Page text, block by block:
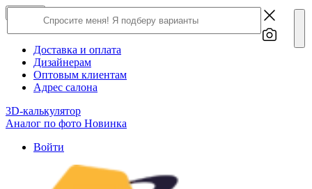
О компании
Доставка и оплата
Дизайнерам
Оптовым клиентам
Адрес салона
3D-калькулятор
Аналог по фото Новинка
Войти